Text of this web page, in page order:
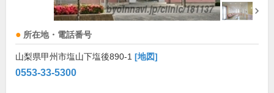
所在地・電話番号
山梨県甲州市塩山下塩後890-1 [地図]
0553-33-5300